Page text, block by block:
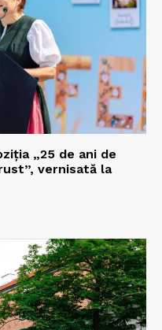
„25 de ani de
vernisată la